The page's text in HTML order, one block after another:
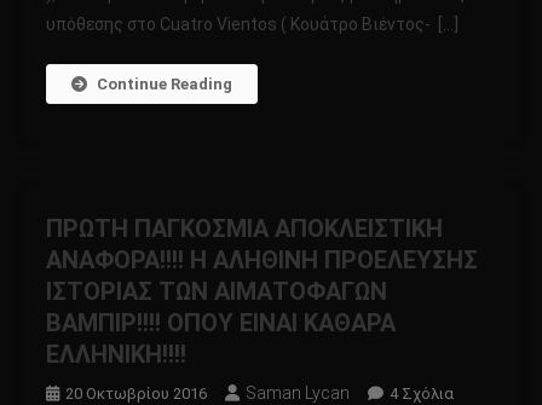
ΑΛΛΟ
ΑΛΛΕΣ
ΔΙΑΣΤΑΣΕΙΣ!;!
υπόθεσης στο Cuatro Vientos ( Koυάτρο Βιέντος- […]
Continue Reading
ΠΡΩΤΗ ΠΑΓΚΟΣΜΙΑ ΑΠΟΚΛΕΙΣΤΙΚΗ
ΑΝΑΦΟΡΑ!!!! Η ΑΛΗΘΙΝΗ ΠΡΟΕΛΕΥΣΗΣ
ΙΣΤΟΡΙΑΣ ΤΩΝ ΑΙΜΑΤΟΦΑΓΩΝ
ΒΑΜΠΙΡ!!!! ΟΠΟΥ ΕΙΝΑΙ ΚΑΘΑΡΑ
ΕΛΛΗΝΙΚΗ!!!!
20 Οκτωβρίου 2016 Saman Lycan 4 ΣχόλιαΣτο